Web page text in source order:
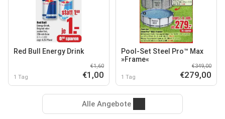
Red Bull Energy Drink
1 Tag
€1,60
€1,00
Pool-Set Steel Pro™ Max
»Frame«
1 Tag
€349,00
€279,00
Alle Angebote